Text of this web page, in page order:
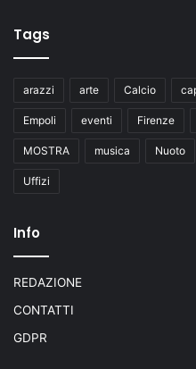
Tags
arazzi arte Calcio
Empoli eventi Firenze
MOSTRA musica Nuoto
Uffizi
Info
REDAZIONE
CONTATTI
GDPR